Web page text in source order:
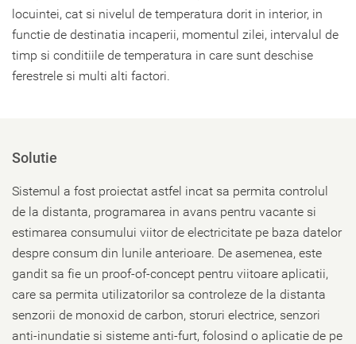
locuintei, cat si nivelul de temperatura dorit in interior, in
functie de destinatia incaperii, momentul zilei, intervalul de
timp si conditiile de temperatura in care sunt deschise
ferestrele si multi alti factori.
Solutie
Sistemul a fost proiectat astfel incat sa permita controlul
de la distanta, programarea in avans pentru vacante si
estimarea consumului viitor de electricitate pe baza datelor
despre consum din lunile anterioare. De asemenea, este
gandit sa fie un proof-of-concept pentru viitoare aplicatii,
care sa permita utilizatorilor sa controleze de la distanta
senzorii de monoxid de carbon, storuri electrice, senzori
anti-inundatie si sisteme anti-furt, folosind o aplicatie de pe